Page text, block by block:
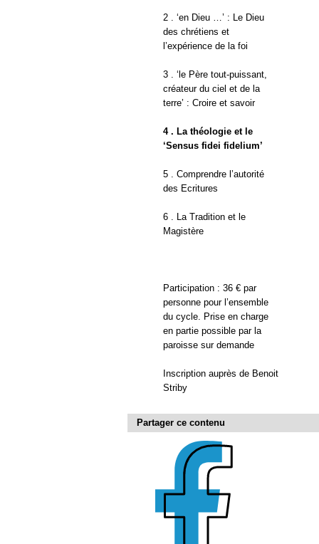
2 . ‘en Dieu …’ : Le Dieu
des chrétiens et
l’expérience de la foi
3 . ‘le Père tout-puissant,
créateur du ciel et de la
terre’ : Croire et savoir
4 . La théologie et le
‘Sensus fidei fidelium’
5 . Comprendre l’autorité
des Ecritures
6 . La Tradition et le
Magistère
Participation : 36 € par
personne pour l’ensemble
du cycle. Prise en charge
en partie possible par la
paroisse sur demande
Inscription auprès de Benoit
Striby
Partager ce contenu